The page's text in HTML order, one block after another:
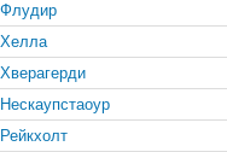
Флудир
Хелла
Хверагерди
Нескаупстаоур
Рейкхолт